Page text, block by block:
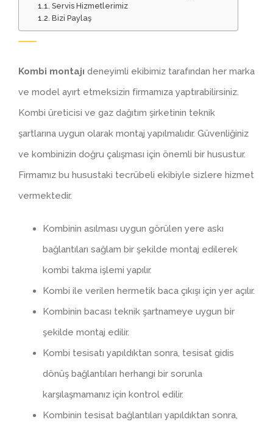
Servis Hizmetlerimiz
Bizi Paylaş
Kombi montajı deneyimli ekibimiz tarafından her marka
ve model ayırt etmeksizin firmamıza yaptırabilirsiniz.
Kombi üreticisi ve gaz dağıtım şirketinin teknik
şartlarına uygun olarak montaj yapılmalıdır. Güvenliğiniz
ve kombinizin doğru çalışması için önemli bir husustur.
Firmamız bu husustaki tecrübeli ekibiyle sizlere hizmet
vermektedir.
Kombinin asılması uygun görülen yere askı
bağlantıları sağlam bir şekilde montaj edilerek
kombi takma işlemi yapılır.
Kombi ile verilen hermetik baca çıkışı için yer açılır.
Kombinin bacası teknik şartnameye uygun bir
şekilde montaj edilir.
Kombi tesisatı yapıldıktan sonra, tesisat gidis
dönüş bağlantıları herhangi bir sorunla
karşılaşmamanız için kontrol edilir.
Kombinin tesisat bağlantıları yapıldıktan sonra,